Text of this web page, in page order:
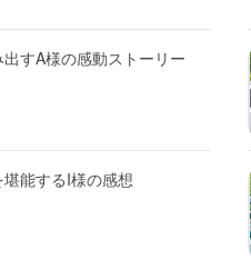
すA様の感動ストーリー
堪能するI様の感想